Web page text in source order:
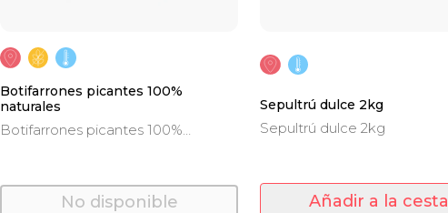
Botifarrones picantes 100%
naturales
Botifarrones picantes 100%
No disponible
Sepultrú dulce 2kg
Sepultrú dulce 2kg
Añadir a la cesta